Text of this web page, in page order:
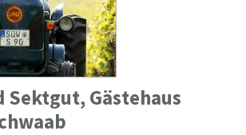
Sektgut, Gästehaus